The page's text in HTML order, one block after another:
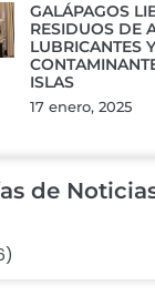
GALÁPAGOS
RESIDUOS DE
LUBRICANTES
ISLAS
17 enero, 2025
de